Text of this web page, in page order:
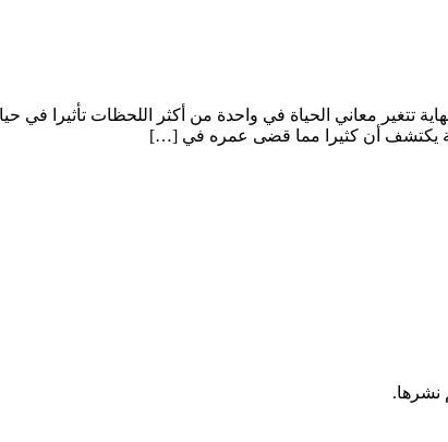
تتغير معاني الحياة في واحدة من أكثر اللحظات تأثيرا في
يكتشف أن كثيرا مما قضى عمره في […]
نشرها.